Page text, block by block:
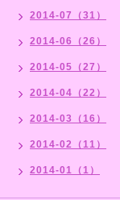
2014-07（31）
2014-06（26）
2014-05（27）
2014-04（22）
2014-03（16）
2014-02（11）
2014-01（1）